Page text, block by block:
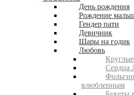
День рождения
Рождение
Гендер пати
Девичник
Шары на годик
Любовь
Сердца
влюбленным